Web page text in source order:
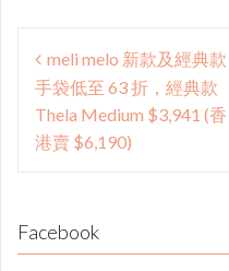
Post
navigation
meli melo 新款及經典款
手袋低至 63 折，經典款
Thela Medium $3,941 (香
港賣 $6,190)
Facebook